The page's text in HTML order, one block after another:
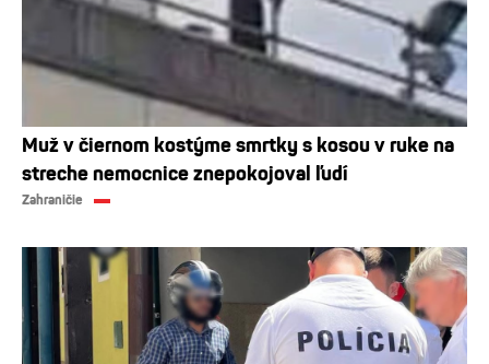
Muž v čiernom kostýme smrtky s kosou v ruke na
streche nemocnice znepokojoval ľudí
Zahraničie